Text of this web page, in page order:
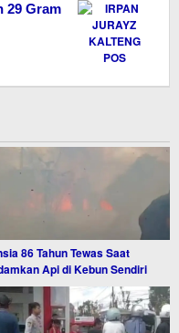
29 Gram
86 Tahun Tewas Saat
Api di Kebun Sendiri